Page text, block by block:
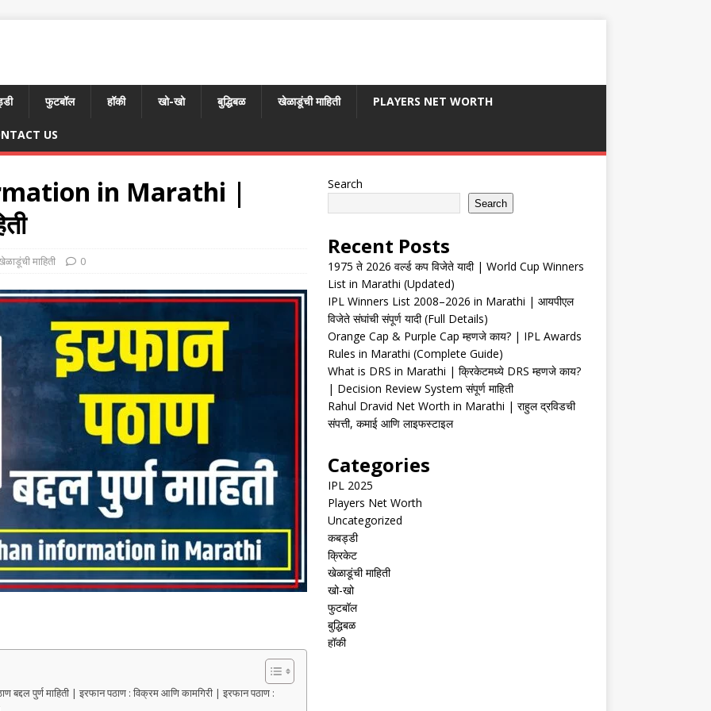
फुटबॉल हॉकी खो-खो बुद्धिबळ खेळाडूंची माहिती PLAYERS NET WORTH
US
in Marathi |
माहिती 0
पुर्ण माहिती | इरफान पठाण : विक्रम आणि कामगिरी | इरफान पठाण :
Search
Search
Recent Posts
1975 ते 2026 वर्ल्ड कप विजेते यादी | World Cup Winners
List in Marathi (Updated)
IPL Winners List 2008–2026 in Marathi | आयपीएल
विजेते संघांची संपूर्ण यादी (Full Details)
Orange Cap & Purple Cap म्हणजे काय? | IPL Awards
Rules in Marathi (Complete Guide)
What is DRS in Marathi | क्रिकेटमध्ये DRS म्हणजे काय?
| Decision Review System संपूर्ण माहिती
Rahul Dravid Net Worth in Marathi | राहुल द्रविडची
संपत्ती, कमाई आणि लाइफस्टाइल
Categories
IPL 2025
Players Net Worth
Uncategorized
कबड्डी
क्रिकेट
खेळाडूंची माहिती
खो-खो
फुटबॉल
बुद्धिबळ
हॉकी